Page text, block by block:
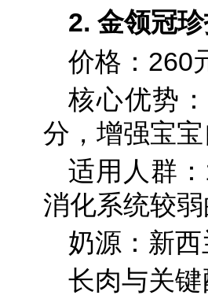
2. 金领冠
价格：260
核心优势
分，增强宝
适用人群
消化系统较
奶源：新
长肉与关